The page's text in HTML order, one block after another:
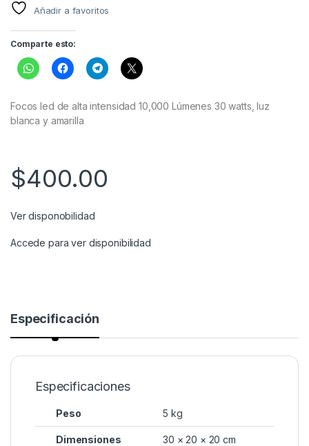
Añadir a favoritos
Comparte esto:
Focos led de alta intensidad 10,000 Lúmenes 30 watts, luz
blanca y amarilla
$400.00
Ver disponobilidad
Accede para ver disponibilidad
Especificación
Especificaciones
Peso 5 kg
Dimensiones 30 × 20 × 20 cm